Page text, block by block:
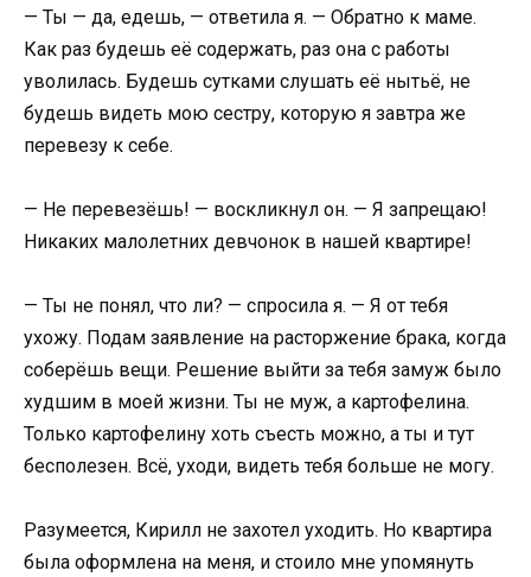
— Ты — да, едешь, — ответила я. — Обратно к маме.
Как раз будешь её содержать, раз она с работы
уволилась. Будешь сутками слушать её нытьё, не
будешь видеть мою сестру, которую я завтра же
перевезу к себе.
— Не перевезёшь! — воскликнул он. — Я запрещаю!
Никаких малолетних девчонок в нашей квартире!
— Ты не понял, что ли? — спросила я. — Я от тебя
ухожу. Подам заявление на расторжение брака, когда
соберёшь вещи. Решение выйти за тебя замуж было
худшим в моей жизни. Ты не муж, а картофелина.
Только картофелину хоть съесть можно, а ты и тут
бесполезен. Всё, уходи, видеть тебя больше не могу.
Разумеется, Кирилл не захотел уходить. Но квартира
была оформлена на меня, и стоило мне упомянуть